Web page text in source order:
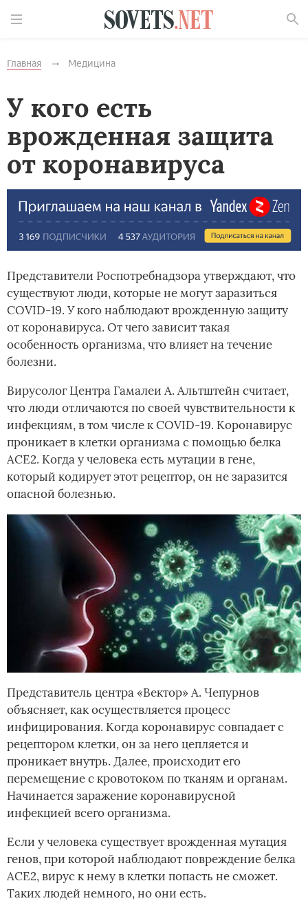
Главная Медицина
У кого есть
врожденная защита
от коронавируса
Представители Роспотребнадзора утверждают, что
существуют люди, которые не могут заразиться
COVID-19. У кого наблюдают врожденную защиту
от коронавируса. От чего зависит такая
особенность организма, что влияет на течение
болезни.
Вирусолог Центра Гамалеи А. Альтштейн считает,
что люди отличаются по своей чувствительности к
инфекциям, в том числе к COVID-19. Коронавирус
проникает в клетки организма с помощью белка
АСЕ2. Когда у человека есть мутации в гене,
который кодирует этот рецептор, он не заразится
опасной болезнью.
Представитель центра «Вектор» А. Чепурнов
объясняет, как осуществляется процесс
инфицирования. Когда коронавирус совпадает с
рецептором клетки, он за него цепляется и
проникает внутрь. Далее, происходит его
перемещение с кровотоком по тканям и органам.
Начинается заражение коронавирусной
инфекцией всего организма.
Если у человека существует врожденная мутация
генов, при которой наблюдают повреждение белка
АСЕ2, вирус к нему в клетки попасть не сможет.
Таких людей немного, но они есть.